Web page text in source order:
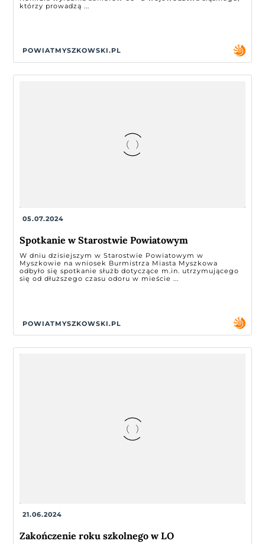
którzy prowadzą ...
POWIATMYSZKOWSKI.PL
05.07.2024
Spotkanie w Starostwie Powiatowym
W dniu dzisiejszym w Starostwie Powiatowym w
Myszkowie na wniosek Burmistrza Miasta Myszkowa
odbyło się spotkanie służb dotyczące m.in. utrzymującego
się od dłuższego czasu odoru w mieście ...
POWIATMYSZKOWSKI.PL
21.06.2024
Zakończenie roku szkolnego w LO